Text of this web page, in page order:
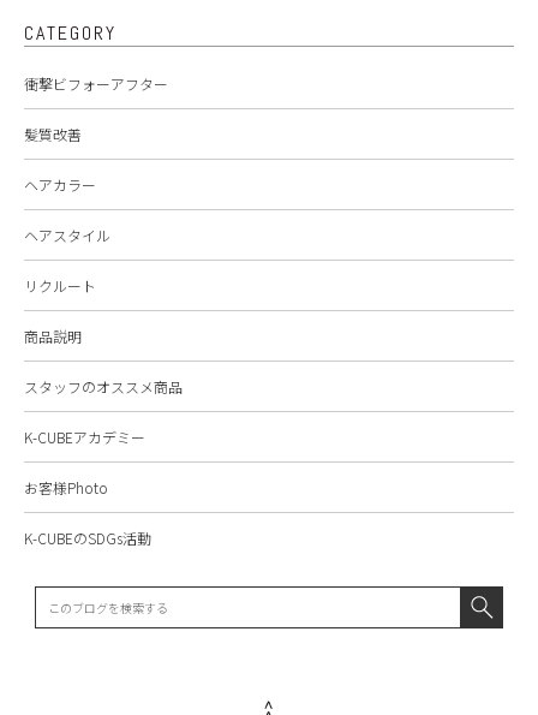
CATEGORY
衝撃ビフォーアフター
髪質改善
ヘアカラー
ヘアスタイル
リクルート
商品説明
スタッフのオススメ商品
K-CUBEアカデミー
お客様Photo
K-CUBEのSDGs活動